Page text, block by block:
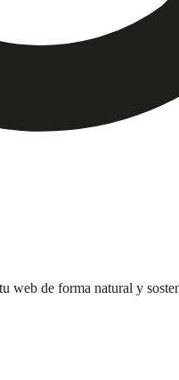
web de forma natural y